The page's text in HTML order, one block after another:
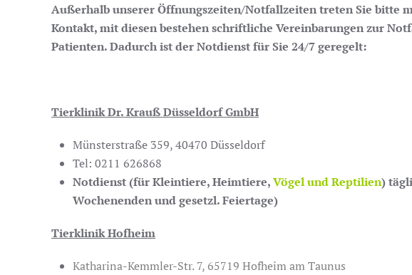
Außerhalb unserer Öffnungszeiten/Notfallzeiten treten Sie bitte
Kontakt, mit diesen bestehen schriftliche Vereinbarungen zur
Patienten. Dadurch ist der Notdienst für Sie 24/7 geregelt:
Tierklinik Dr. Krauß Düsseldorf GmbH
Münsterstraße 359, 40470 Düsseldorf
Tel: 0211 626868
Notdienst (für Kleintiere, Heimtiere,Vögel und Reptilien)
Wochenenden und gesetzl. Feiertage)
Tierklinik Hofheim
Katharina-Kemmler-Str. 7, 65719 Hofheim am Taunus